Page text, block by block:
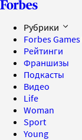
Рубрики
Forbes Games
Рейтинги
Франшизы
Подкасты
Видео
Life
Woman
Sport
Young